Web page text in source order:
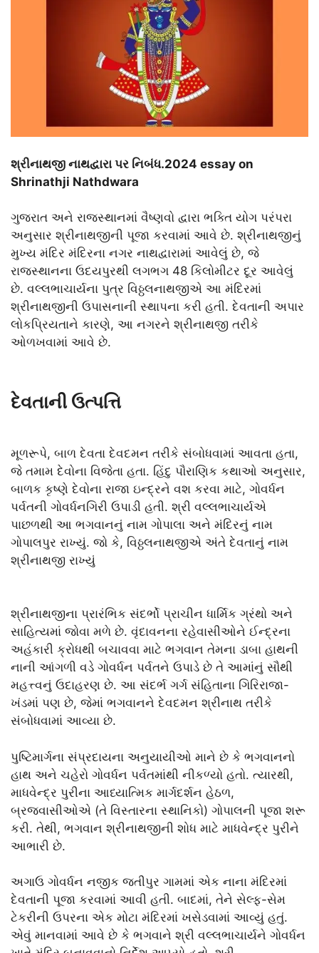
શ્રીનાથજી નાથદ્વારા પર નિબંધ.2024 essay on
Shrinathji Nathdwara
ગુજરાત અને રાજસ્થાનમાં વૈષ્ણવો દ્વારા ભક્તિ યોગ પરંપરા
અનુસાર શ્રીનાથજીની પૂજા કરવામાં આવે છે. શ્રીનાથજીનું
મુખ્ય મંદિર મંદિરના નગર નાથદ્વારામાં આવેલું છે, જે
રાજસ્થાનના ઉદયપુરથી લગભગ 48 કિલોમીટર દૂર આવેલું
છે. વલ્લભાચાર્યના પુત્ર વિઠ્ઠલનાથજીએ આ મંદિરમાં
શ્રીનાથજીની ઉપાસનાની સ્થાપના કરી હતી. દેવતાની અપાર
લોકપ્રિયતાને કારણે, આ નગરને શ્રીનાથજી તરીકે
ઓળખવામાં આવે છે.
દેવતાની ઉત્પત્તિ
મૂળરૂપે, બાળ દેવતા દેવદમન તરીકે સંબોધવામાં આવતા હતા,
જે તમામ દેવોના વિજેતા હતા. હિંદુ પૌરાણિક કથાઓ અનુસાર,
બાળક કૃષ્ણે દેવોના રાજા ઇન્દ્રને વશ કરવા માટે, ગોવર્ધન
પર્વતની ગોવર્ધનગિરી ઉપાડી હતી. શ્રી વલ્લભાચાર્યએ
પાછળથી આ ભગવાનનું નામ ગોપાલા અને મંદિરનું નામ
ગોપાલપુર રાખ્યું. જો કે, વિઠ્ઠલનાથજીએ અંતે દેવતાનું નામ
શ્રીનાથજી રાખ્યું
શ્રીનાથજીના પ્રારંભિક સંદર્ભો પ્રાચીન ધાર્મિક ગ્રંથો અને
સાહિત્યમાં જોવા મળે છે. વૃંદાવનના રહેવાસીઓને ઈન્દ્રના
અહંકારી ક્રોધથી બચાવવા માટે ભગવાન તેમના ડાબા હાથની
નાની આંગળી વડે ગોવર્ધન પર્વતને ઉપાડે છે તે આમાંનું સૌથી
મહત્ત્વનું ઉદાહરણ છે. આ સંદર્ભ ગર્ગ સંહિતાના ગિરિરાજા-
ખંડમાં પણ છે, જેમાં ભગવાનને દેવદમન શ્રીનાથ તરીકે
સંબોધવામાં આવ્યા છે.
પુષ્ટિમાર્ગના સંપ્રદાયના અનુયાયીઓ માને છે કે ભગવાનનો
હાથ અને ચહેરો ગોવર્ધન પર્વતમાંથી નીકળ્યો હતો. ત્યારથી,
માધવેન્દ્ર પુરીના આધ્યાત્મિક માર્ગદર્શન હેઠળ,
બ્રજવાસીઓએ (તે વિસ્તારના સ્થાનિકો) ગોપાલની પૂજા શરૂ
કરી. તેથી, ભગવાન શ્રીનાથજીની શોધ માટે માધવેન્દ્ર પુરીને
આભારી છે.
અગાઉ ગોવર્ધન નજીક જતીપુર ગામમાં એક નાના મંદિરમાં
દેવતાની પૂજા કરવામાં આવી હતી. બાદમાં, તેને સેલ્ફ-સેમ
ટેકરીની ઉપરના એક મોટા મંદિરમાં ખસેડવામાં આવ્યું હતું.
એવું માનવામાં આવે છે કે ભગવાને શ્રી વલ્લભાચાર્યને ગોવર્ધન